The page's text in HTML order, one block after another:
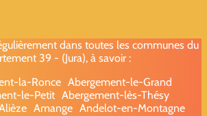
dans toutes les communes du
39 - (Jura), à savoir :
la-Ronce Abergement-le-Grand
le-Petit Abergement-lès-Thésy
Amange Andelot-en-Montagne